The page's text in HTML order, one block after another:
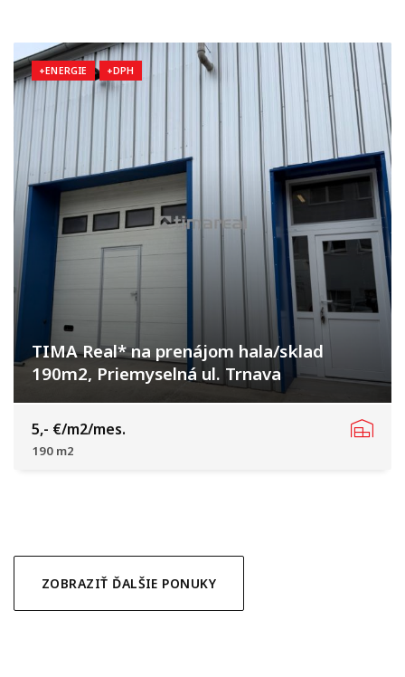
+ENERGIE +DPH
TIMA Real* na prenájom hala/sklad
190m2, Priemyselná ul. Trnava
Priemyselná, Trnava
5,- €/m2/mes.
190 m2
ZOBRAZIŤ ĎALŠIE PONUKY